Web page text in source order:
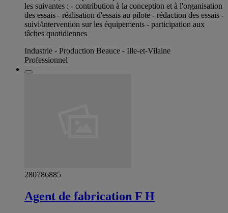
les suivantes : - contribution à la conception et à l'organisation
des essais - réalisation d'essais au pilote - rédaction des essais -
suivi/intervention sur les équipements - participation aux
tâches quotidiennes
Industrie - Production Beauce - Ille-et-Vilaine
Professionnel
280786885
Agent de fabrication F H